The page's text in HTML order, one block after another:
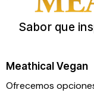
Sabor que
Meathical Vegan
Ofrecemos